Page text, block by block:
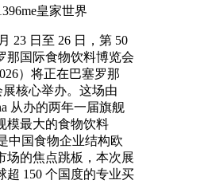
皇家世界
日至 26 日，第 50
那国际食物饮料博览会
）将正在巴塞罗那
展核心举办。这场由
从办的两年一届旗舰
模最大的食物饮料
中国食物企业结构欧
场的焦点跳板，本次展
超 150 个国度的专业买